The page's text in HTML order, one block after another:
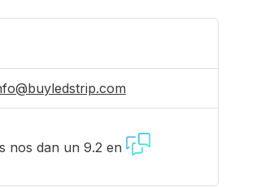
nos dan un 9.2 en